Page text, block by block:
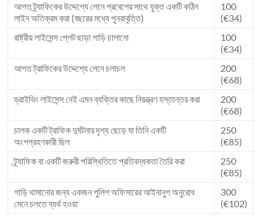
আগত ট্র্যাফিকের উদ্দেশ্যে লেনে প্রবেশের সাথে যুক্ত একটি কঠিন
লাইন অতিক্রম করা (বছরের মধ্যে পুনরাবৃত্তি)
100
(€34)
রাষ্ট্রীয় লাইসেন্স প্লেট ছাড়া গাড়ি চালানো
100
(€34)
আগত ট্রাফিকের উদ্দেশ্যে লেনে চলাচল
200
(€68)
ড্রাইভিং লাইসেন্স নেই এমন ব্যক্তির কাছে নিয়ন্ত্রণ হস্তান্তর করা
200
(€68)
চালক একটি ট্রাফিক দুর্ঘটনার দৃশ্য ছেড়ে যা তিনি একটি
অংশগ্রহণকারী ছিল
250
(€85)
ট্র্যাফিক বা একটি জরুরী পরিস্থিতিতে প্রতিবন্ধকতা তৈরি করা
250
(€85)
গাড়ি থামানোর জন্য একজন পুলিশ অফিসারের আইনানুগ অনুরোধ
মেনে চলতে ব্যর্থ হওয়া
300
(€102)